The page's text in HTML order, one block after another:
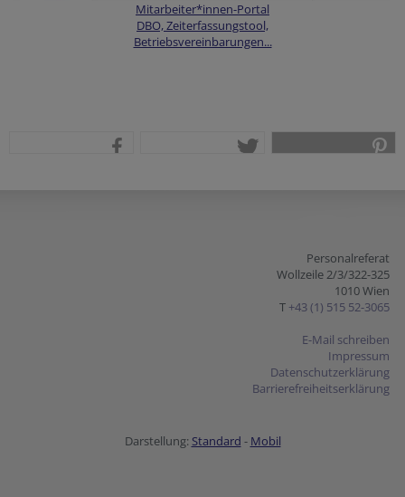
Mitarbeiter*innen-Portal
DBO, Zeiterfassungstool,
Betriebsvereinbarungen...
Personalreferat
Wollzeile 2/3/322-325
1010 Wien
T +43 (1) 515 52-3065
E-Mail schreiben
Impressum
Datenschutzerklärung
Barrierefreiheitserklärung
Darstellung: Standard - Mobil